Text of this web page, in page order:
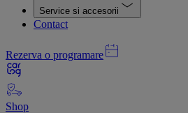
Service si accesorii
Contact
Rezerva o programare
Shop